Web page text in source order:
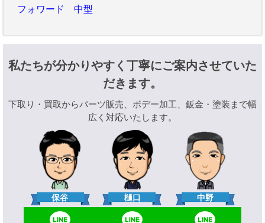
フォワード 中型
私たちが分かりやすく丁寧にご案内させていた
だきます。
下取り・買取からパーツ販売、ボデー加工、鈑金・塗装まで幅
広く対応いたします。
保谷 樋口 中野